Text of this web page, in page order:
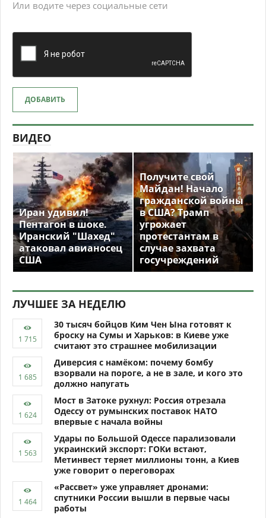
Или водите через социальные сети
ДОБАВИТЬ
ВИДЕО
Иран удивил!
Пентагон в шоке.
Иранский "Шахед"
атаковал авианосец
США
Получите свой
Майдан! Начало
гражданской войны
в США? Трамп
угрожает
протестантам в
случае захвата
госучреждений
ЛУЧШЕЕ ЗА НЕДЕЛЮ
30 тысяч бойцов Ким Чен Ына готовят к
броску на Сумы и Харьков: в Киеве уже
считают это страшнее мобилизации
Диверсия с намёком: почему бомбу
взорвали на пороге, а не в зале, и кого это
должно напугать
Мост в Затоке рухнул: Россия отрезала
Одессу от румынских поставок НАТО
впервые с начала войны
Удары по Большой Одессе парализовали
украинский экспорт: ГОКи встают,
Метинвест теряет миллионы тонн, а Киев
уже говорит о переговорах
«Рассвет» уже управляет дронами:
спутники России вышли в первые часы
работы